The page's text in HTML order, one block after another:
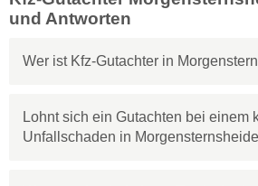
und Antworten
Wer ist Kfz-Gutachter in
Lohnt sich ein Gutachten bei einem
Unfallschaden in